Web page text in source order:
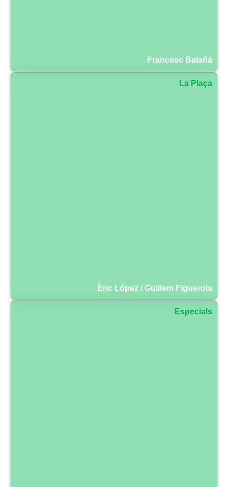
Francesc Balañá
La Plaça
Èric López i Guillem Figuerola
Especials